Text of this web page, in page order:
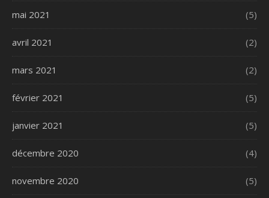
mai 2021 (5)
avril 2021 (2)
mars 2021 (2)
février 2021 (5)
janvier 2021 (5)
décembre 2020 (4)
novembre 2020 (5)